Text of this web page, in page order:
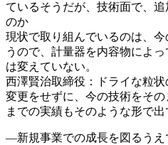
ているそうだが、技術面で、
のか
現状で取り組んでいるのは、
うので、計量器を内容物によ
は変えていない。
西澤賢治取締役：ドライな粒
変更をせずに、今の技術をそ
までの実績もそのような形で出
―新規事業での成長を図るう